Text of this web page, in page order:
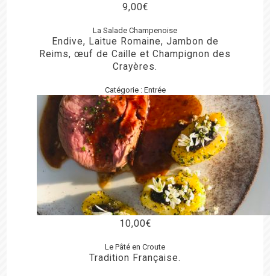
9,00€
La Salade Champenoise
Endive, Laitue Romaine, Jambon de
Reims, œuf de Caille et Champignon des
Crayères.
Catégorie : Entrée
10,00€
Le Pâté en Croute
Tradition Française.